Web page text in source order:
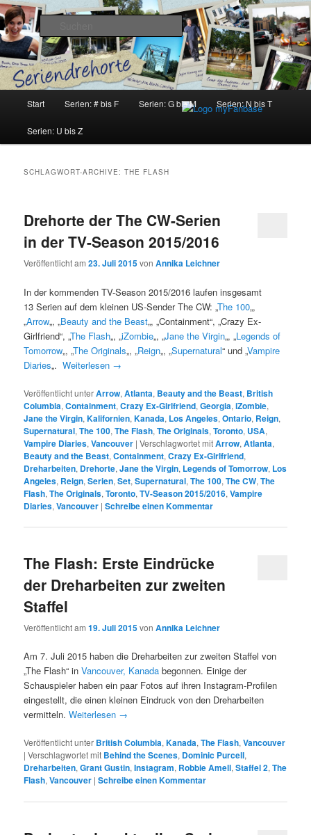
Zum
Inhalt
wechseln
Zum
sekundären
Inhalt
wechselnSeriendrehorte
Suchen
Start Serien: # bis F Serien: G bis M Serien: N bis T
Serien: U bis Z
SCHLAGWORT-ARCHIVE:THE FLASH
Drehorte der The CW-Serien
in der TV-Season 2015/2016
Veröffentlicht am23. Juli 2015vonAnnika Leichner
In der kommenden TV-Season 2015/2016 laufen insgesamt
13 Serien auf dem kleinen US-Sender The CW: „The 100„,
„Arrow„, „Beauty and the Beast„, „Containment“, „Crazy Ex-
Girlfriend“, „The Flash„, „iZombie„, „Jane the Virgin„, „Legends of
Tomorrow„, „The Originals„, „Reign„, „Supernatural“ und „Vampire
Diaries„.Weiterlesen →
Veröffentlicht unterArrow,Atlanta, Beauty and the Beast, British
Columbia,Containment,Crazy Ex-Girlfriend,Georgia,iZombie,
Jane the Virgin,Kalifornien,Kanada, Los Angeles,Ontario, Reign,
Supernatural,The 100,The Flash,The Originals,Toronto, USA,
Vampire Diaries,Vancouver |Verschlagwortet mitArrow,Atlanta,
Beauty and the Beast,Containment,Crazy Ex-Girlfriend,
Dreharbeiten, Drehorte,Jane the Virgin, Legends of Tomorrow, Los
Angeles, Reign,Serien,Set,Supernatural,The 100,The CW,The
Flash,The Originals,Toronto,TV-Season 2015/2016,Vampire
Diaries,Vancouver |Schreibe einen Kommentar
The Flash: Erste Eindrücke
der Dreharbeiten zur zweiten
Staffel
Veröffentlicht am19. Juli 2015vonAnnika Leichner
Am 7. Juli 2015 haben die Dreharbeiten zur zweiten Staffel von
„The Flash“ inVancouver, Kanada begonnen. Einige der
Schauspieler haben ein paar Fotos auf ihren Instagram-Profilen
eingestellt, die einen kleinen Eindruck von den Dreharbeiten
vermitteln.Weiterlesen →
Veröffentlicht unter British Columbia,Kanada,The Flash,Vancouver
|Verschlagwortet mit Behind the Scenes, Dominic Purcell,
Dreharbeiten,Grant Gustin,Instagram, Robbie Amell,Staffel 2,The
Flash,Vancouver |Schreibe einen Kommentar